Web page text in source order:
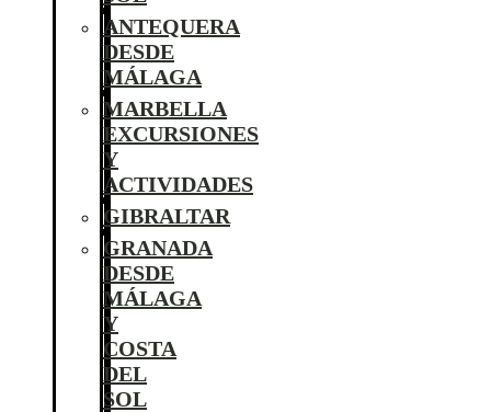
ANTEQUERA
DESDE
MÁLAGA
MARBELLA
EXCURSIONES
Y
ACTIVIDADES
GIBRALTAR
GRANADA
DESDE
MÁLAGA
Y
COSTA
DEL
SOL